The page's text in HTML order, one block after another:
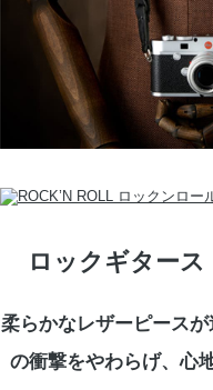
ロックギター
柔らかなレザーピース
の衝撃をやわらげ、心